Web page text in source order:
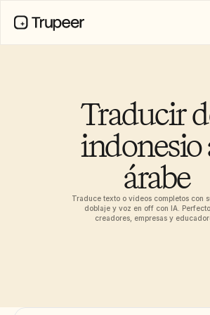
Traducir
indonesio
árabe
Traduce texto o vídeos completos con
doblaje y voz en off con IA.
creadores, empresas y
Base de conocimientos
Grabación de pantalla con IA